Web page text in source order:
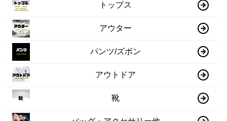
トップス
アウター
パンツ/ズボン
アウトドア
靴